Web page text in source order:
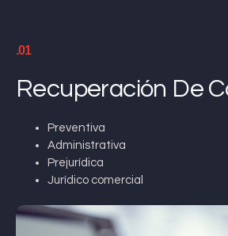
.01
Recuperación De
Preventiva
Administrativa
Prejurídica
Jurídico comercial